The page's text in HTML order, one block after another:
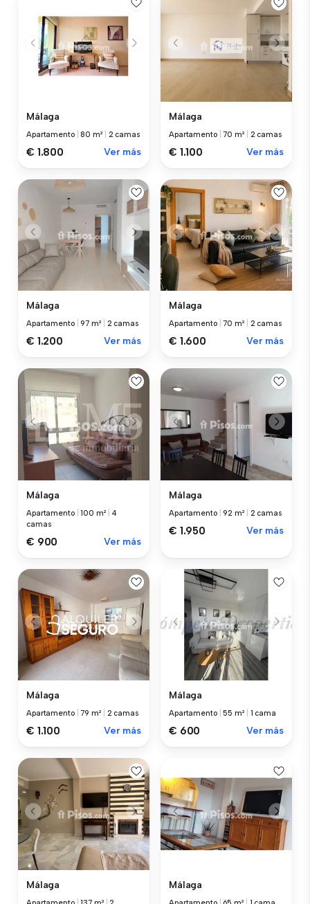
Málaga
Apartamento |80 m² 2 camas
€ 1.800 Ver más
Málaga
Apartamento |70 m² 2 camas
€ 1.100 Ver más
Málaga
Apartamento |97 m² 2 camas
€ 1.200 Ver más
Málaga
Apartamento |70 m² 2 camas
€ 1.600 Ver más
Málaga
Apartamento |100 m²
4
camas
€ 900 Ver más
Málaga
Apartamento |92 m² 2 camas
€ 1.950 Ver más
Málaga
Apartamento |79 m² 2 camas
€ 1.100 Ver más
Málaga
Apartamento |55 m² 1 cama
€ 600 Ver más
Málaga Málaga